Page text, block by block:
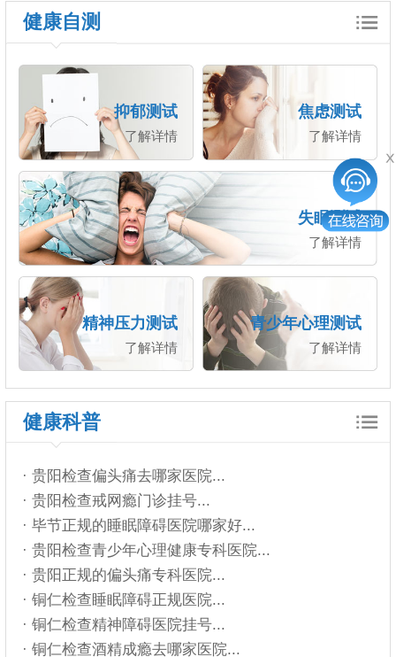
健康自测
抑郁测试
了解详情
焦虑测试
了解详情
失眠测试
了解详情
精神压力测试
了解详情
青少年心理测试
了解详情
健康科普
· 贵阳检查偏头痛去哪家医院...
· 贵阳检查戒网瘾门诊挂号...
· 毕节正规的睡眠障碍医院哪家好...
· 贵阳检查青少年心理健康专科医院...
· 贵阳正规的偏头痛专科医院...
· 铜仁检查睡眠障碍正规医院...
· 铜仁检查精神障碍医院挂号...
· 铜仁检查酒精成瘾去哪家医院...